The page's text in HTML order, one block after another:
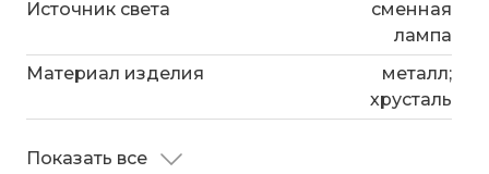
Источник света
сменная
лампа
Материал изделия
металл;
хрусталь
Показать все